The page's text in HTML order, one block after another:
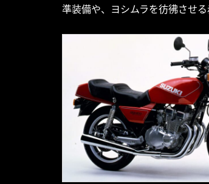
準装備や、ヨシムラを彷彿させ